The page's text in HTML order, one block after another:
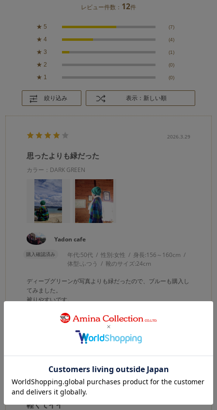
レビュー件数： 12件
★ 5 (7)
★ 4 (4)
★ 3 (1)
★ 2 (0)
★ 1 (0)
絞り込み 表示：新しい順
2026.3.29
思ったよりも緑だった
カラー：DARK GREEN
Yadon cafe
購入確認済み 年代:50代 性別:女性 身長:156～160cm
体型:ふつう 靴のサイズ:24cm
ディープグリーンが写真よりも緑だったので、ブルーも購入し
てみました。
被りやすいです。
参考になった 0
2025.8.15
軽くてイイ